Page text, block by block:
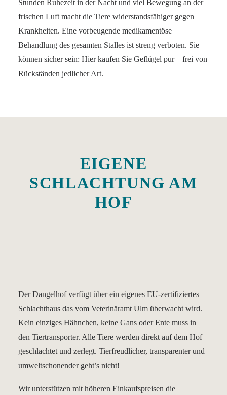
Stunden Ruhezeit in der Nacht und viel Bewegung an der
frischen Luft macht die Tiere widerstandsfähiger gegen
Krankheiten. Eine vorbeugende medikamentöse
Behandlung des gesamten Stalles ist streng verboten. Sie
können sicher sein: Hier kaufen Sie Geflügel pur – frei von
Rückständen jedlicher Art.
EIGENE
SCHLACHTUNG AM
HOF
Der Dangelhof verfügt über ein eigenes EU-zertifiziertes
Schlachthaus das vom Veterinäramt Ulm überwacht wird.
Kein einziges Hähnchen, keine Gans oder Ente muss in
den Tiertransporter. Alle Tiere werden direkt auf dem Hof
geschlachtet und zerlegt. Tierfreudlicher, transparenter und
umweltschonender geht’s nicht!
Wir unterstützen mit höheren Einkaufspreisen die